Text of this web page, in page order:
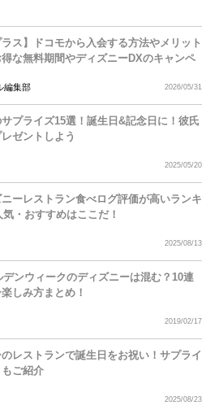
ラス】ドコモから入会する方法やメリット
な無料期間やディズニーDXのキャンペ
編集部 2026/05/31
プライズ15選！誕生日&記念日に！彼氏
ゼントしよう
2025/05/20
ニーレストラン食べログ評価が高いランキ
・おすすめはここだ！
2025/08/13
デンウィークのディズニーは混む？10連
しみ方まとめ！
2019/02/17
レストランで誕生日をお祝い！サプライ
ご紹介
2025/08/23